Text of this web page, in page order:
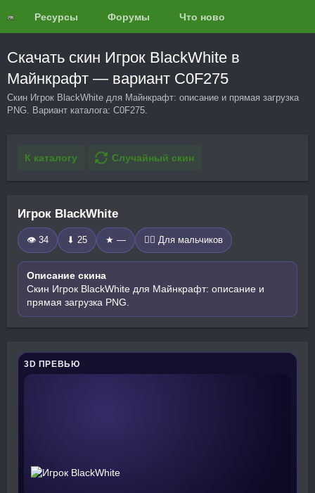
Ресурсы Форумы Что нового?
Скачать скин Игрок BlackWhite в
Майнкрафт — вариант C0F275
Скин Игрок BlackWhite для Майнкрафт: описание и прямая загрузка
PNG. Вариант каталога: C0F275.
К каталогу Случайный скин
Игрок BlackWhite
👁 34 ⬇ 25 ★ — 🧍‍♂️ Для мальчиков
Описание скина
Скин Игрок BlackWhite для Майнкрафт: описание и
прямая загрузка PNG.
3D ПРЕВЬЮ